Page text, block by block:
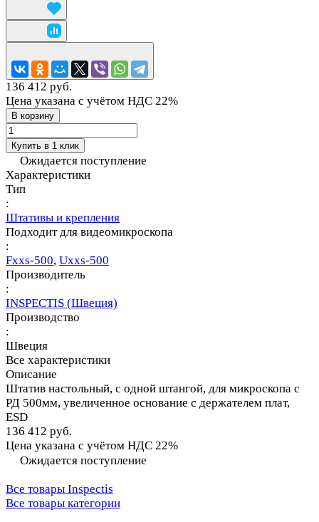
136 412 руб.
Цена указана с учётом НДС 22%
В корзину
Купить в 1 клик
Ожидается поступление
Характеристики
Тип
:
Штативы и крепления
Подходит для видеомикроскопа
:
Fххs-500, Uххs-500
Производитель
:
INSPECTIS (Швеция)
Производство
:
Швеция
Все характеристики
Описание
Штатив настольный, с одной штангой, для микроскопа с
РД 500мм, увеличенное основание с держателем плат,
ESD
136 412 руб.
Цена указана с учётом НДС 22%
Ожидается поступление
Все товары Inspectis
Все товары категории